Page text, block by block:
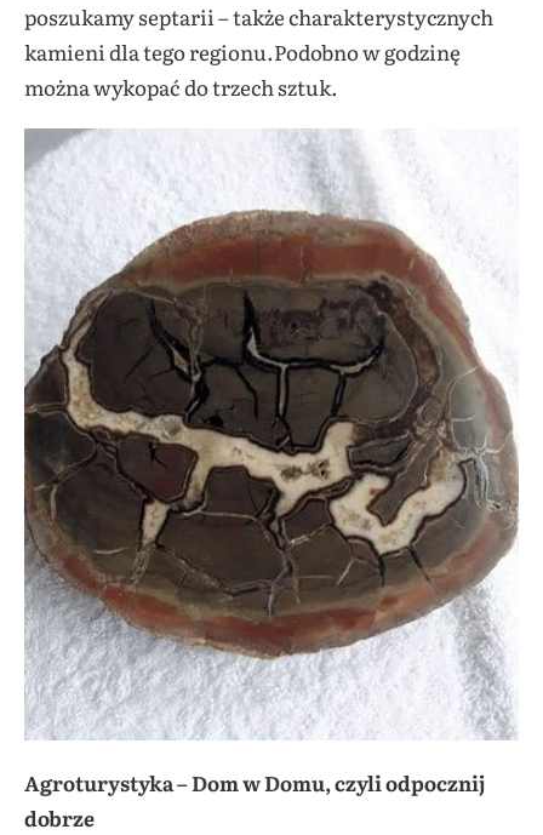
poszukamy septarii – także charakterystycznych
kamieni dla tego regionu.Podobno w godzinę
można wykopać do trzech sztuk.
Agroturystyka – Dom w Domu, czyli odpocznij
dobrze